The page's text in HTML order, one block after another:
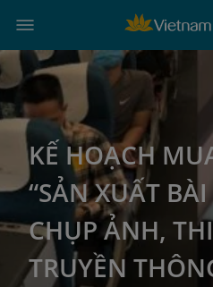
KẾ HOẠCH
“SẢN XUẤT
CHỤP ẢNH,
TRUYỀN